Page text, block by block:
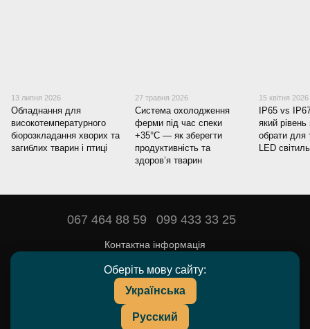
Оберіть мову сайту:
Українська
Русский
13 липня 2026
Обладнання для
високотемпературного
біорозкладання хворих та
загиблих тварин і птиці
27 травня 2026
Система охолодження
ферми під час спеки
+35°C — як зберегти
продуктивність та
здоров’я тварин
15 квітня 2026
IP65 vs
який рівень
обрати для
LED
067 464 88 59 099 433 33 25
Контактна інформація
Повна версія сайту
© 2016—2026
DEYARDA — товари та препарати для тваринництва.